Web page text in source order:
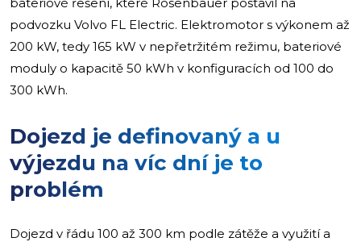
podvozku Volvo FL Electric. Elektromotor s výkonem až
200 kW, tedy 165 kW v nepřetržitém režimu, bateriové
moduly o kapacitě 50 kWh v konfiguracích od 100 do
300 kWh.
Dojezd je definovaný a u
výjezdu na víc dní je to
problém
Dojezd v řádu 100 až 300 km podle zátěže a využití a